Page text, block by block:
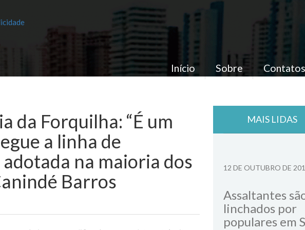
Início Sobre Contatos
da Forquilha: “É um
a linha de
na maioria dos
Barros
MAIS LIDAS
12 DE OUTUBRO DE
Assaltantes
linchados por
populares em